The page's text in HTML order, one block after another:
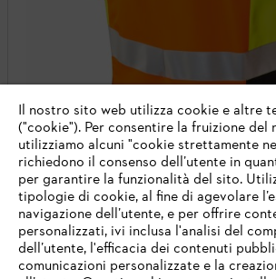
Giacca segnaletica antitaglio
Il nostro sito web utilizza cookie e altre
("cookie"). Per consentire la fruizione del
utilizziamo alcuni "cookie strettamente
richiedono il consenso dell’utente in
per garantire la funzionalità del sito.
tipologie di cookie, al fine di agevolare
navigazione dell’utente, e per offrire
personalizzati, ivi inclusa l'analisi del
dell’utente, l'efficacia dei contenuti
comunicazioni personalizzate e la